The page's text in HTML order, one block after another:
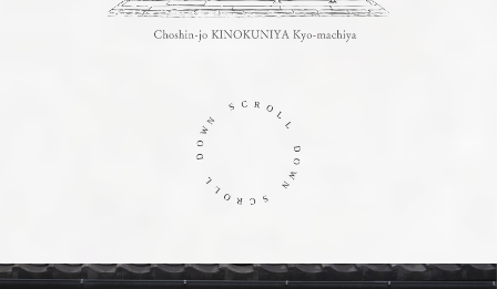
S
C
R
L
L
D
W N
S
C
R
L
L
D
W
N